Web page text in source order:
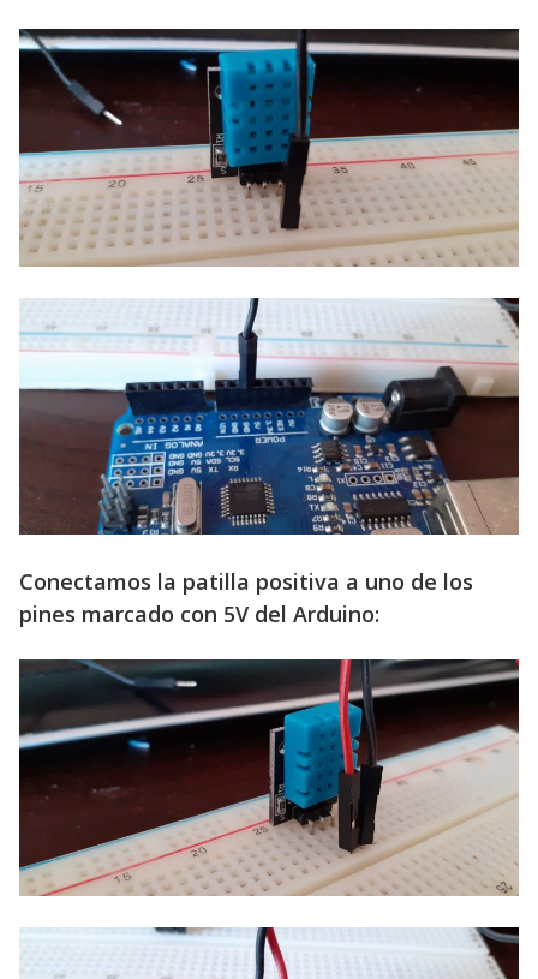
Conectamos la patilla positiva a uno de los
pines marcado con 5V del Arduino: